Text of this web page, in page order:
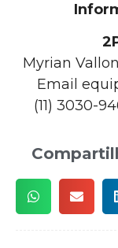
Myrian
Email
(11) 3030-